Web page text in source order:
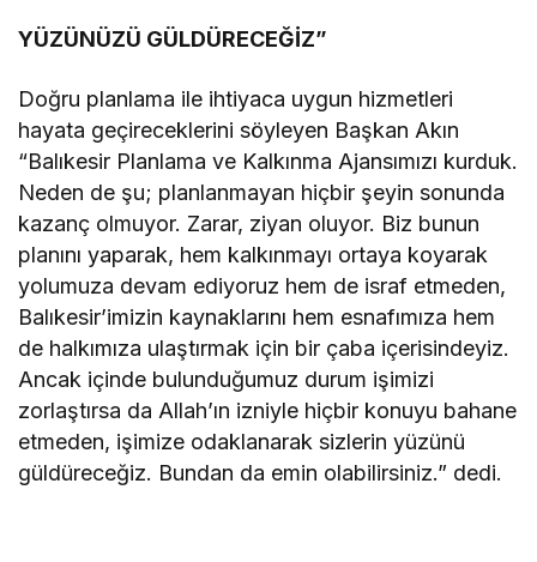
YÜZÜNÜZÜ GÜLDÜRECEĞİZ”
Doğru planlama ile ihtiyaca uygun hizmetleri
hayata geçireceklerini söyleyen Başkan Akın
“Balıkesir Planlama ve Kalkınma Ajansımızı kurduk.
Neden de şu; planlanmayan hiçbir şeyin sonunda
kazanç olmuyor. Zarar, ziyan oluyor. Biz bunun
planını yaparak, hem kalkınmayı ortaya koyarak
yolumuza devam ediyoruz hem de israf etmeden,
Balıkesir’imizin kaynaklarını hem esnafımıza hem
de halkımıza ulaştırmak için bir çaba içerisindeyiz.
Ancak içinde bulunduğumuz durum işimizi
zorlaştırsa da Allah’ın izniyle hiçbir konuyu bahane
etmeden, işimize odaklanarak sizlerin yüzünü
güldüreceğiz. Bundan da emin olabilirsiniz.” dedi.